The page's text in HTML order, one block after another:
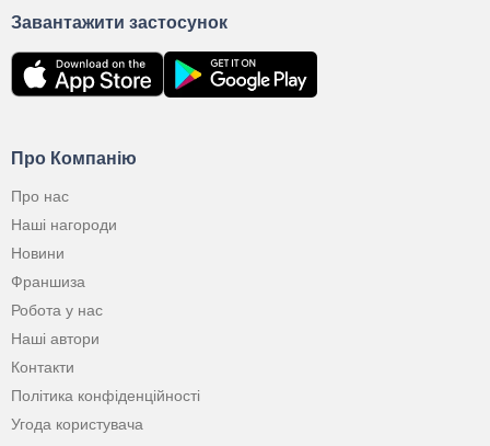
Про Компанію
Про нас
Наші нагороди
Новини
Франшиза
Робота у нас
Наші автори
Контакти
Політика конфіденційності
Угода користувача
Завантажити застосунок